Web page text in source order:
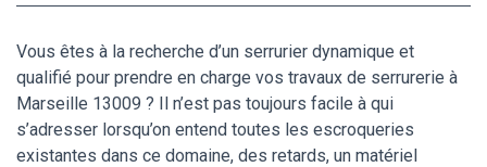
Vous êtes à la recherche d’un serrurier dynamique et
qualifié pour prendre en charge vos travaux de serrurerie à
Marseille 13009 ? Il n’est pas toujours facile à qui
s’adresser lorsqu’on entend toutes les escroqueries
existantes dans ce domaine, des retards, un matériel